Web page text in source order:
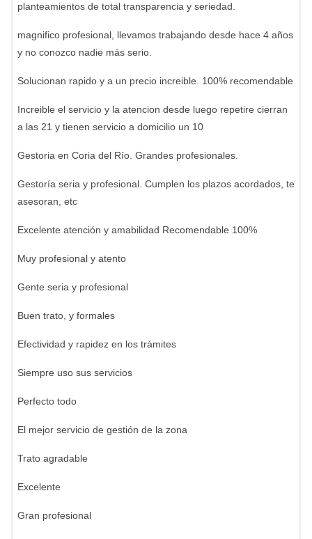
planteamientos de total transparencia y seriedad.
magnifico profesional, llevamos trabajando desde hace 4 años
y no conozco nadie más serio.
Solucionan rapido y a un precio increible. 100% recomendable
Increible el servicio y la atencion desde luego repetire cierran
a las 21 y tienen servicio a domicilio un 10
Gestoria en Coria del Río. Grandes profesionales.
Gestoría seria y profesional. Cumplen los plazos acordados, te
asesoran, etc
Excelente atención y amabilidad Recomendable 100%
Muy profesional y atento
Gente seria y profesional
Buen trato, y formales
Efectividad y rapidez en los trámites
Siempre uso sus servicios
Perfecto todo
El mejor servicio de gestión de la zona
Trato agradable
Excelente
Gran profesional